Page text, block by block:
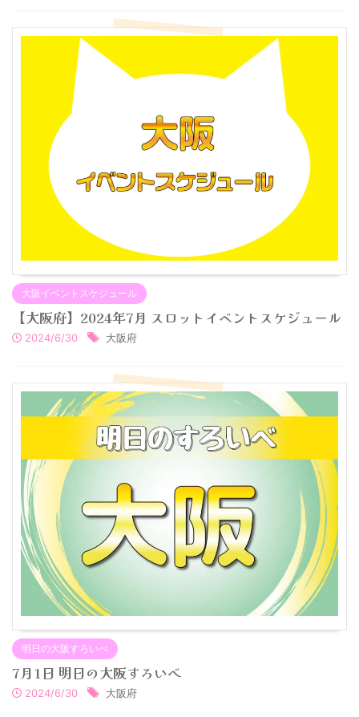
大阪イベントスケジュール
【大阪府】2024年7月 スロットイベントスケジュール
2024/6/30 大阪府
明日の大阪すろいべ
7月1日 明日の大阪すろいべ
2024/6/30 大阪府